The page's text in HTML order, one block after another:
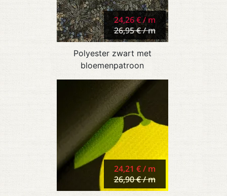
24,26 € / m
26,95 € / m
Polyester zwart met
bloemenpatroon
24,21 € / m
26,90 € / m